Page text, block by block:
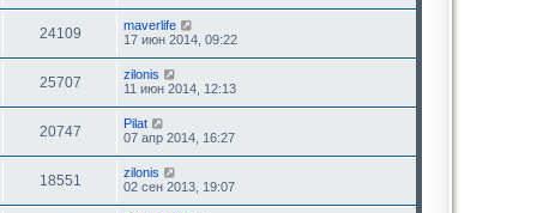
24109
maverlife
17 июн 2014, 09:22
25707
zilonis
11 июн 2014, 12:13
20747
Pilat
07 апр 2014, 16:27
18551
zilonis
02 сен 2013, 19:07